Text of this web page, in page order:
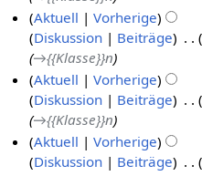
g
u
n
g
n
f
a
s
s
u
n
g
m
e
n
f
a
s
s
u
a
m
m
e
n
f
a
s
z
u
s
a
m
m
e
n
f
t
u
n
g
s
z
u
s
a
Aktuell
Vorherige
Diskussion
Beiträge
→{{Klasse}}n
Aktuell
Vorherige
Diskussion
Beiträge
→{{Klasse}}n
Aktuell
Vorherige
Diskussion
Beiträge